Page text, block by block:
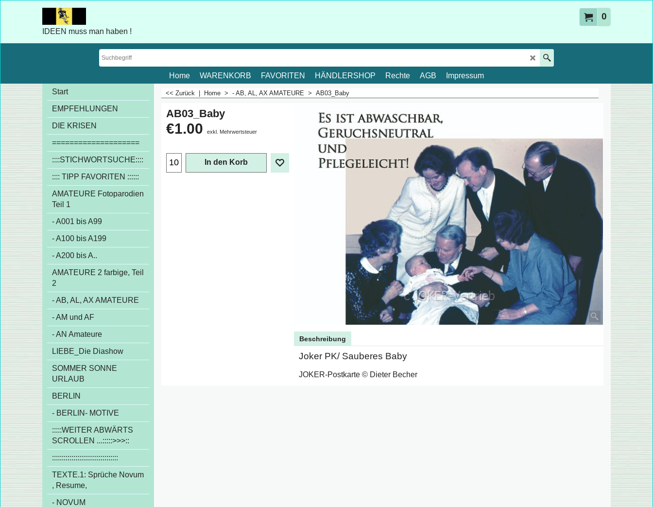
0
IDEEN muss man haben !
Home WARENKORB FAVORITEN HÄNDLERSHOP Rechte AGB
Impressum
Start
EMPFEHLUNGEN
DIE KRISEN
====================
::::STICHWORTSUCHE::::
:::: TIPP FAVORITEN ::::::
AMATEURE Fotoparodien
Teil 1
- A001 bis A99
- A100 bis A199
- A200 bis A..
AMATEURE 2 farbige, Teil
2
- AB, AL, AX AMATEURE
- AM und AF
- AN Amateure
LIEBE_Die Diashow
SOMMER SONNE
URLAUB
BERLIN
- BERLIN- MOTIVE
:::::WEITER ABWÄRTS
SCROLLEN ...:::::>>>::
::::::::::::::::::::::::::::::::::
TEXTE.1: Sprüche Novum
, Resume,
- NOVUM
<< Zurück Home > - AB, AL, AX AMATEURE > AB03_Baby
AB03_Baby
€1.00 exkl. Mehrwertsteuer
In den Korb
Beschreibung
Joker PK/ Sauberes Baby
JOKER-Postkarte © Dieter Becher